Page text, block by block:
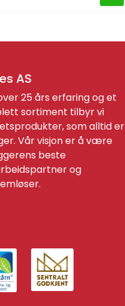
AS
25 års erfaring og et
sortiment tilbyr vi
som alltid er
Vår visjon er å være
beste
og